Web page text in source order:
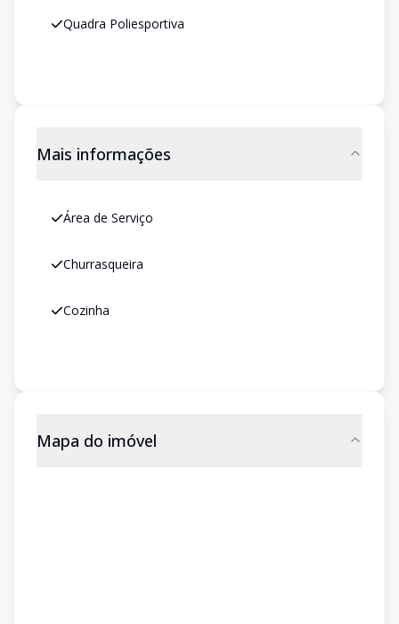
Quadra Poliesportiva
Mais informações
Área de Serviço
Churrasqueira
Cozinha
Mapa do imóvel